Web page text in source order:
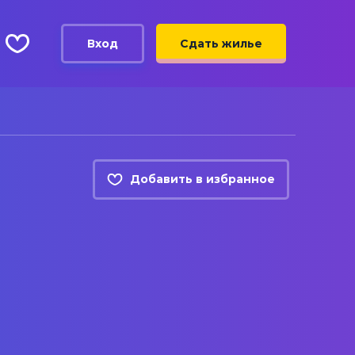
Вход Сдать жилье
Добавить в избранное